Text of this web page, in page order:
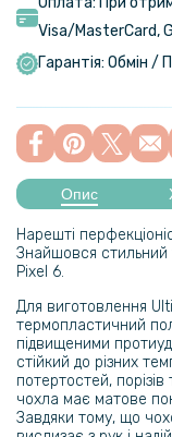
Шкіряний чохол -
Загартоване захисне
Pixel 6, Black
Протиударна
Transparent
Visa/MasterСard,
Гарантія: Обмін /
Опис
Нарешті
Знайшовся стильний
Pixel 6.
Для виготовлення
термопластичний
підвищеними
стійкий до різних
потертостей,
чохла має матове
Завдяки тому, що